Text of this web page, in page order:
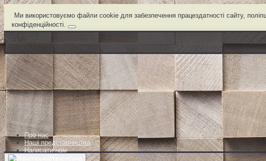
Ми використовуємо файли cookie для забезпечення працездатності сайту,
конфіденційності.
Про нас
Наші представництва
Написати нам